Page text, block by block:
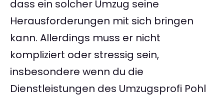
dass ein solcher Umzug seine
Herausforderungen mit sich bringen
kann. Allerdings muss er nicht
kompliziert oder stressig sein,
insbesondere wenn du die
Dienstleistungen des Umzugsprofi Pohl